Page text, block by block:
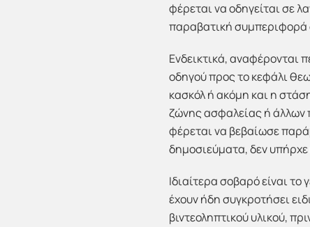
φέρεται να οδηγείται σε
παραβατική συμπεριφορά
Ενδεικτικά, αναφέρονται
οδηγού προς το κεφάλι
κασκόλ ή ακόμη και η
ζώνης ασφαλείας ή άλλων
φέρεται να βεβαίωσε
δημοσιεύματα, δεν
Ιδιαίτερα σοβαρό είναι
έχουν ήδη συγκροτήσει
βιντεοληπτικού υλικού,